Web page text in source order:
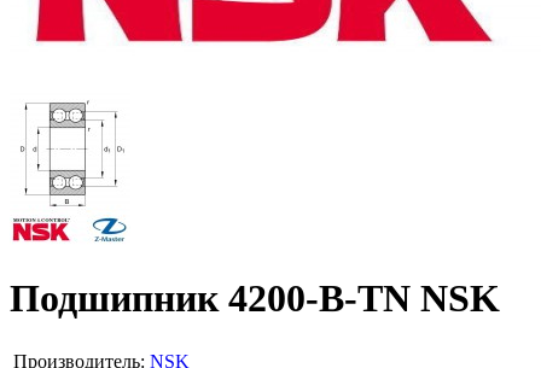
Подшипник 4200-B-TN NSK
Производитель: NSK